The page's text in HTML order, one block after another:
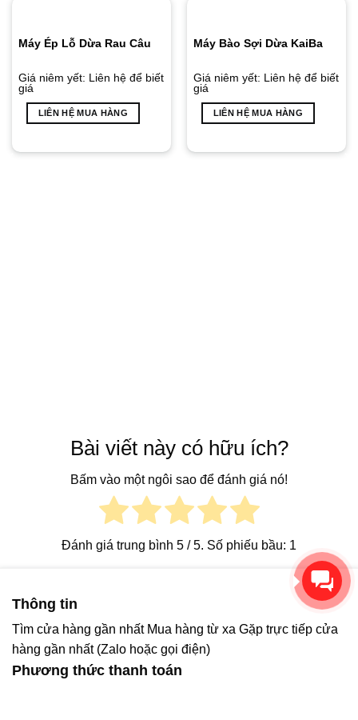
xác. Với khả năng điều chỉnh linh hoạt, máy
có thể xử lý dừa với kích thước và độ cứng
khác nhau mà không gặp khó khăn.
Máy Ép Lỗ Dừa Rau Câu
Giá niêm yết: Liên hệ để biết
giá
LIÊN HỆ MUA HÀNG
Máy Bào Sợi Dừa KaiBa
Giá niêm yết: Liên hệ để biết
giá
LIÊN HỆ MUA HÀNG
Bài viết này có hữu ích?
Bấm vào một ngôi sao để đánh giá nó!
Đánh giá trung bình 5 / 5. Số phiếu bầu: 1
Thông tin
Tìm cửa hàng gần nhất Mua hàng từ xa Gặp trực tiếp cửa
hàng gần nhất (Zalo hoặc gọi điện)
Phương thức thanh toán